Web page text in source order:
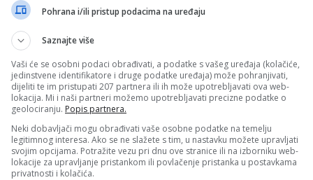
i zakazala mečeve s Partizanom!
u play inu ABA lige pobijedili Igokeu rezultatom 80:76 i
veliku pobjedu u Rumuniji
ostvarili su izuzetno važnu pobjedu na neugodnom
Pohrana i/ili pristup podacima na uređaju
Saznajte više
Vaši će se osobni podaci obrađivati, a podatke s vašeg uređaja (kolačiće,
jedinstvene identifikatore i druge podatke uređaja) može pohranjivati,
dijeliti te im pristupati 207 partnera ili ih može upotrebljavati ova web-
lokacija. Mi i naši partneri možemo upotrebljavati precizne podatke o
geolociranju. Popis partnera.
Neki dobavljači mogu obrađivati vaše osobne podatke na temelju
legitimnog interesa. Ako se ne slažete s tim, u nastavku možete upravljati
svojim opcijama. Potražite vezu pri dnu ove stranice ili na izborniku web-
lokacije za upravljanje pristankom ili povlačenje pristanka u postavkama
privatnosti i kolačića.